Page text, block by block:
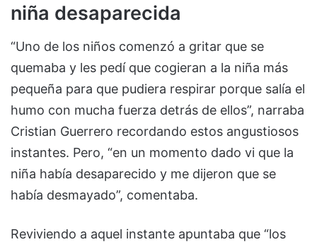
niña desaparecida
“Uno de los niños comenzó a gritar que se
quemaba y les pedí que cogieran a la niña más
pequeña para que pudiera respirar porque salía el
humo con mucha fuerza detrás de ellos”, narraba
Cristian Guerrero recordando estos angustiosos
instantes. Pero, “en un momento dado vi que la
niña había desaparecido y me dijeron que se
había desmayado”, comentaba.
Reviviendo a aquel instante apuntaba que “los